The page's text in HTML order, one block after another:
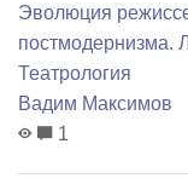
Эволюция
постмодернизма.
Театрология
Вадим Максимов
1